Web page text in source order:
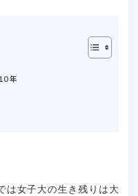
０年
は女子大の生き残りは大